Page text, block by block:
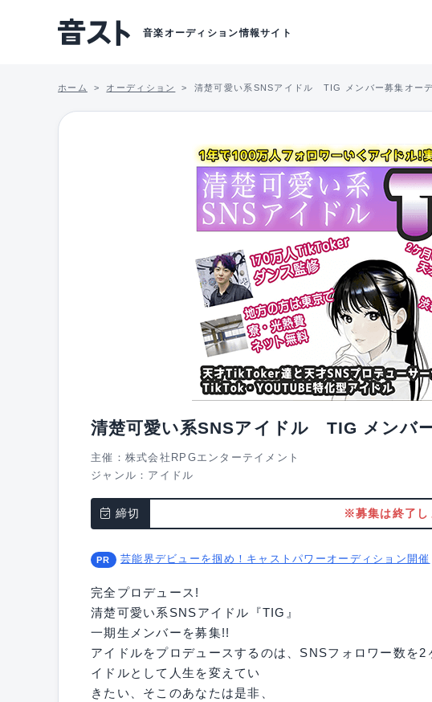
音楽オーディション情報サイト
ホーム オーディション 清楚可愛い系SNSアイドル TIG メンバー募集オー
清楚可愛い系SNSアイドル TIG メンバ
主催：株式会社RPGエンターテイメント
ジャンル： アイドル
締切 ※募集は終了し
芸能界デビューを掴め！キャストパワーオーディション開催
完全プロデュース!
清楚可愛い系SNSアイドル『TIG』
一期生メンバーを募集!!
アイドルをプロデュースするのは、SNSフォロワー数を
イドルとして人生を変えてい
きたい、そこのあなたは是非、